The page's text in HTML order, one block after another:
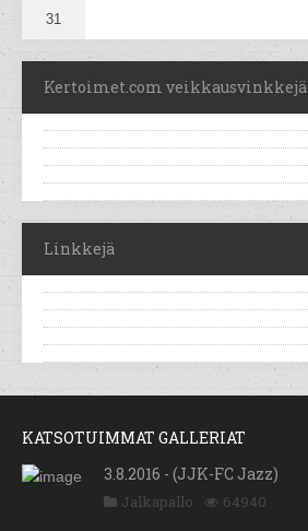
31
Kertoimet.com veikkausvinkkejä
Linkkejä
KATSOTUIMMAT GALLERIAT
3.8.2016 - (JJK-FC Jazz)
Jalkapallo 64940